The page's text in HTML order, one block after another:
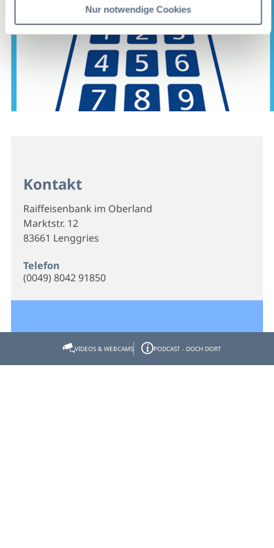
Nur notwendige Cookies
Kontakt
Raiffeisenbank im Oberland
Marktstr. 12
83661 Lenggries
Telefon
(0049) 8042 91850
VIDEOS & WEBCAMS PODCAST - DOCH DORT